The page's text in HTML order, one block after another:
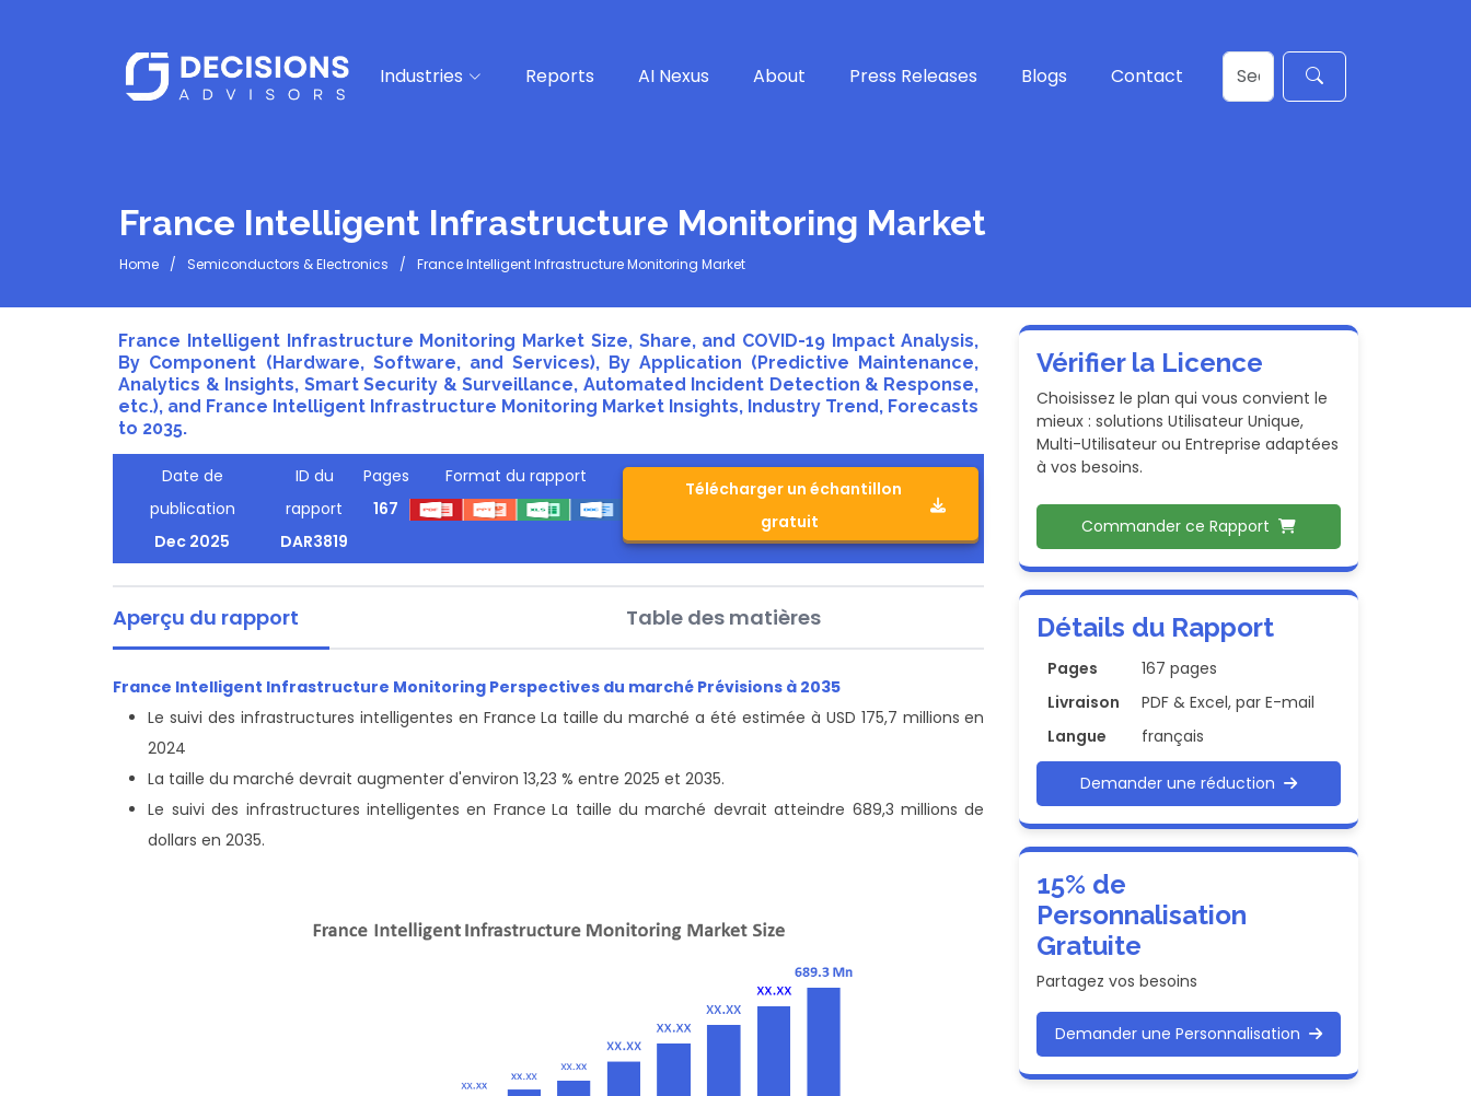
Industries Reports AI Nexus About Press Releases Blogs Contact
France Intelligent Infrastructure Monitoring Market
Home Semiconductors & Electronics France Intelligent Infrastructure Monitoring Market
France Intelligent Infrastructure Monitoring Market Size, Share, and COVID-19 Impact Analysis,
By Component (Hardware, Software, and Services), By Application (Predictive Maintenance,
Analytics & Insights, Smart Security & Surveillance, Automated Incident Detection & Response,
etc.), and France Intelligent Infrastructure Monitoring Market Insights, Industry Trend, Forecasts
to 2035.
Date de
publication
Dec 2025
ID du
rapport
DAR3819
Pages
167
Format du rapport
Télécharger un échantillon
gratuit
Aperçu du rapport Table des matières
France Intelligent Infrastructure Monitoring Perspectives du marché Prévisions à 2035
Le suivi des infrastructures intelligentes en France La taille du marché a été estimée à USD 175,7 millions en
2024
La taille du marché devrait augmenter d'environ 13,23 % entre 2025 et 2035.
Le suivi des infrastructures intelligentes en France La taille du marché devrait atteindre 689,3 millions de
dollars en 2035.
Vérifier la Licence
Choisissez le plan qui vous convient le
mieux : solutions Utilisateur Unique,
Multi-Utilisateur ou Entreprise adaptées
à vos besoins.
Commander ce Rapport
Détails du Rapport
Pages
167 pages
Livraison
PDF & Excel, par E-mail
Langue
français
Demander une réduction
15% de
Personnalisation
Gratuite
Partagez vos besoins
Demander une Personnalisation